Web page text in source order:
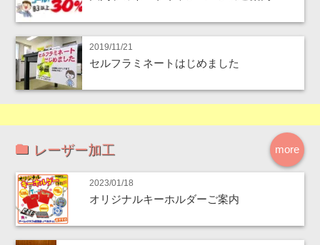
2019/11/21
セルフラミネートはじめました
more
レーザー加工
2023/01/18
オリジナルキーホルダーご案内